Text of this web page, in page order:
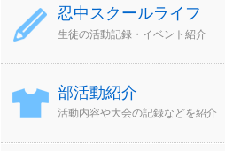
忍中スクールライフ
生徒の活動記録・イベント紹介
部活動紹介
活動内容や大会の記録などを紹介